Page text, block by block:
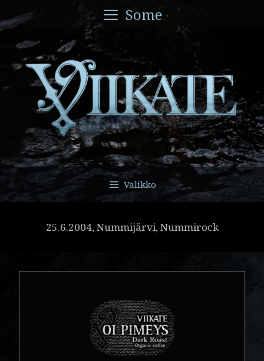
sisältöön
Some
Valikko
25.6.2004, Nummijärvi, Nummirock